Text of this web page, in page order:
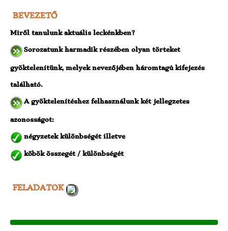
BEVEZETŐ
Miről tanulunk aktuális leckénkben?
Sorozatunk harmadik részében olyan törteket
gyöktelenítünk, melyek nevezőjében háromtagú kifejezés
található.
A gyöktelenítéshez felhasználunk két jellegzetes
azonosságot:
négyzetek különbségét illetve
köbök összegét / különbségét
FELADATOK